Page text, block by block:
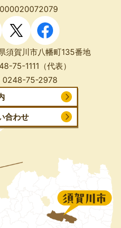
賀川市八幡町135番地
75-1111 （代表）
0248-75-2978
合わせ